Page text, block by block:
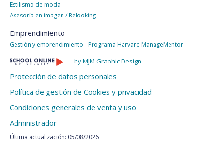
Estilismo de moda
Asesoría en imagen / Relooking
Emprendimiento
Gestión y emprendimiento - Programa Harvard ManageMentor
by MJM Graphic Design
Protección de datos personales
Política de gestión de Cookies y privacidad
Condiciones generales de venta y uso
Administrador
Última actualización: 05/08/2026